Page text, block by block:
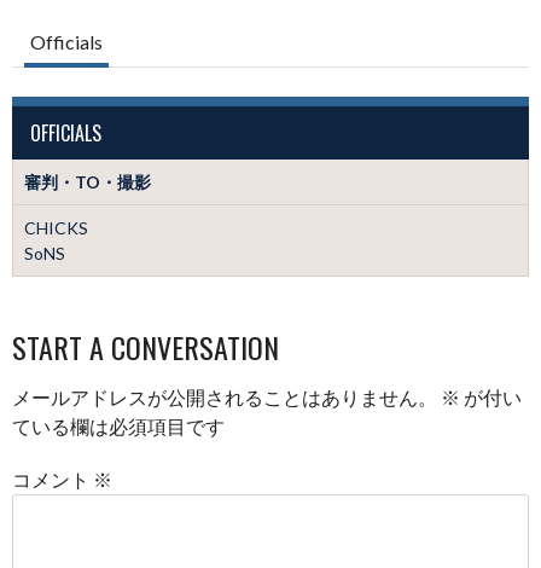
Officials
OFFICIALS
審判・TO・撮影
CHICKS
SoNS
START A CONVERSATION
メールアドレスが公開されることはありません。 ※ が付い
ている欄は必須項目です
コメント ※